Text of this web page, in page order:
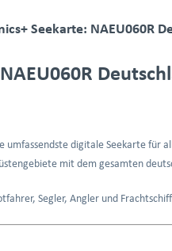
Seekarte: NAEU060R
umfassendste digitale Seekarte für
mit dem gesamten
Segler, Angler und